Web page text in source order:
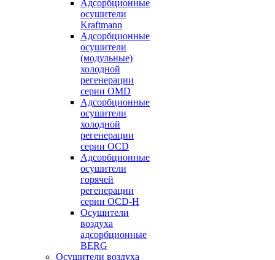
Адсорбционные
осушители
Kraftmann
Адсорбционные
осушители
(модульные)
холодной
регенерации
серии OMD
Адсорбционные
осушители
холодной
регенерации
серии OCD
Адсорбционные
осушители
горячей
регенерации
серии OСD-H
Осушители
воздуха
адсорбционные
BERG
Осушители воздуха